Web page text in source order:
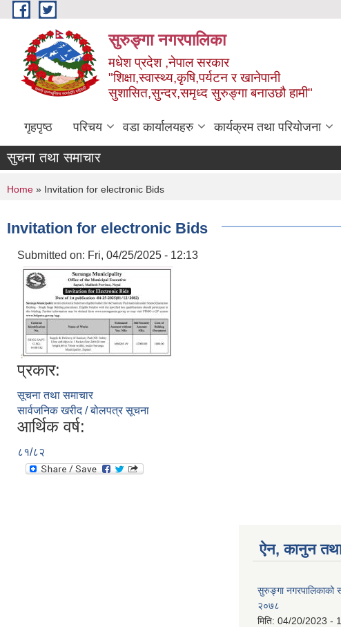
Skip to main content
सुरुङ्‍गा नगरपालिका
मधेश प्रदेश ,नेपाल सरकार
"शिक्षा,स्वास्थ्य,कृषि,पर्यटन र खानेपानी
सुशासित,सुन्दर,समृध्द सुरुङ्गा बनाउछौ हामी"
गृहपृष्ठ परिचय वडा कार्यालयहरु कार्यक्रम तथा परियोजना
सुचना तथा समाचार
You are here
Home » Invitation for electronic Bids
Invitation for electronic Bids
Submitted on: Fri, 04/25/2025 - 12:13
प्रकार:
सूचना तथा समाचार
सार्वजनिक खरीद / बोलपत्र सूचना
आर्थिक वर्ष:
८१/८२
ऐन, कानुन तथा
सुरुङ्गा नगरपालिकाको
२०७८
मिति: 04/20/2023 -